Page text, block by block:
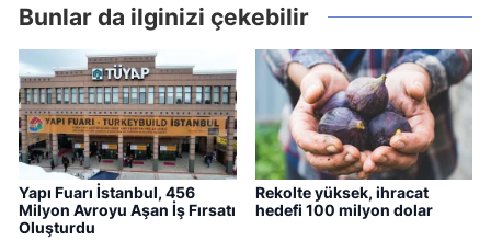
Bunlar da ilginizi çekebilir
Yapı Fuarı İstanbul, 456
Milyon Avroyu Aşan İş Fırsatı
Oluşturdu
Rekolte yüksek, ihracat
hedefi 100 milyon dolar